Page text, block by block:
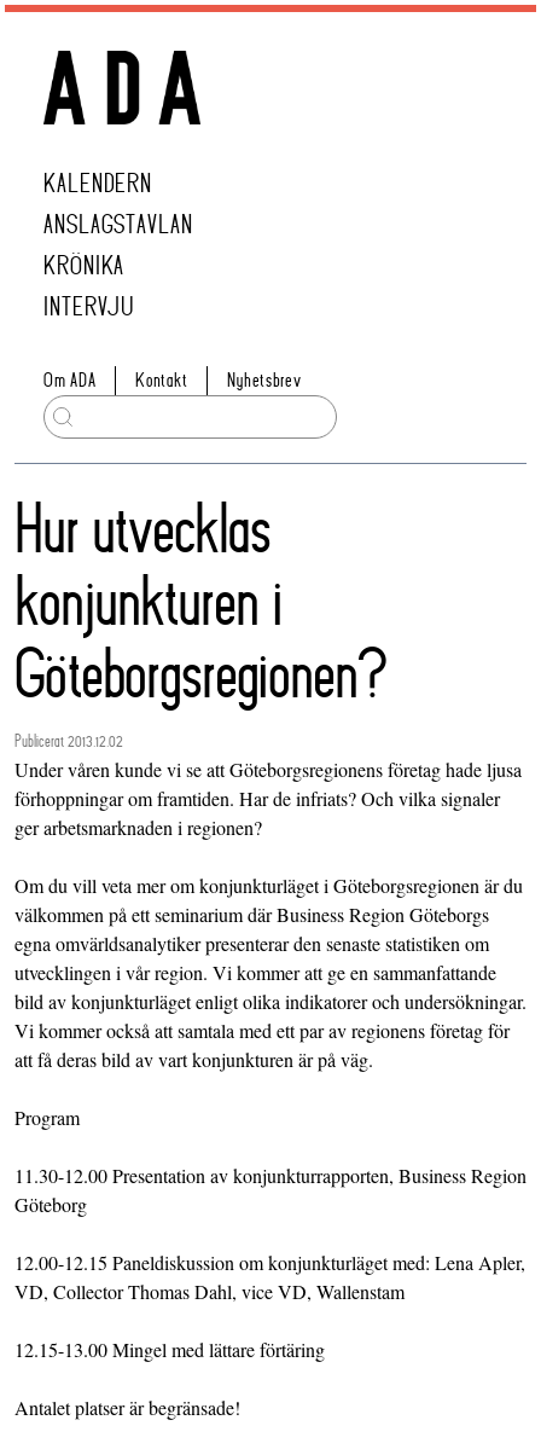
KALENDERN
ANSLAGSTAVLAN
KRÖNIKA
INTERVJU
Om ADA Kontakt Nyhetsbrev
Hur utvecklas
konjunkturen i
Göteborgsregionen?
Publicerat 2013.12.02
Under våren kunde vi se att Göteborgsregionens företag hade ljusa
förhoppningar om framtiden. Har de infriats? Och vilka signaler
ger arbetsmarknaden i regionen?
Om du vill veta mer om konjunkturläget i Göteborgsregionen är du
välkommen på ett seminarium där Business Region Göteborgs
egna omvärldsanalytiker presenterar den senaste statistiken om
utvecklingen i vår region. Vi kommer att ge en sammanfattande
bild av konjunkturläget enligt olika indikatorer och undersökningar.
Vi kommer också att samtala med ett par av regionens företag för
att få deras bild av vart konjunkturen är på väg.
Program
11.30-12.00 Presentation av konjunkturrapporten, Business Region
Göteborg
12.00-12.15 Paneldiskussion om konjunkturläget med: Lena Apler,
VD, Collector Thomas Dahl, vice VD, Wallenstam
12.15-13.00 Mingel med lättare förtäring
Antalet platser är begränsade!